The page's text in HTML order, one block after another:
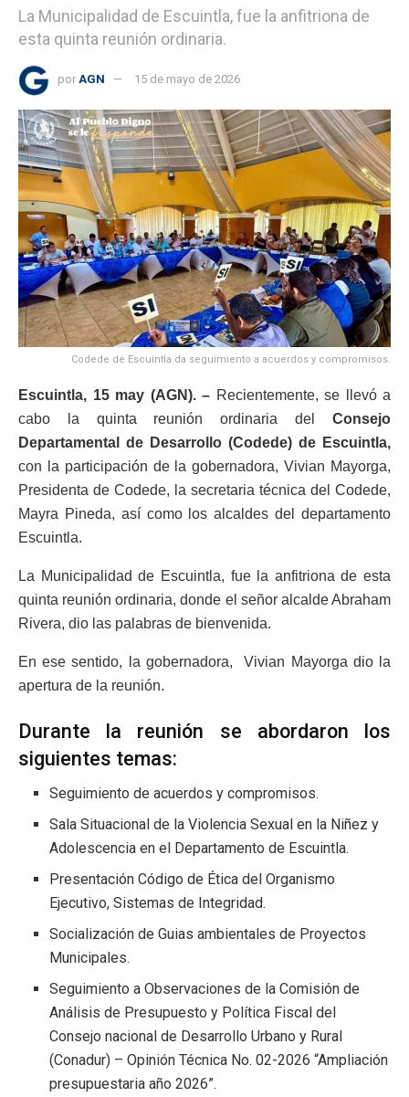
La Municipalidad de Escuintla, fue la anfitriona de
esta quinta reunión ordinaria.
por AGN 15 de mayo de 2026
Codede de Escuintla da seguimiento a acuerdos y compromisos.
Escuintla, 15 may (AGN). – Recientemente, se llevó a
cabo la quinta reunión ordinaria del Consejo
Departamental de Desarrollo (Codede) de Escuintla,
con la participación de la gobernadora, Vivian Mayorga,
Presidenta de Codede, la secretaria técnica del Codede,
Mayra Pineda, así como los alcaldes del departamento
Escuintla.
La Municipalidad de Escuintla, fue la anfitriona de esta
quinta reunión ordinaria, donde el señor alcalde Abraham
Rivera, dio las palabras de bienvenida.
En ese sentido, la gobernadora, Vivian Mayorga dio la
apertura de la reunión.
Durante la reunión se abordaron los
siguientes temas:
Seguimiento de acuerdos y compromisos.
Sala Situacional de la Violencia Sexual en la Niñez y
Adolescencia en el Departamento de Escuintla.
Presentación Código de Ética del Organismo
Ejecutivo, Sistemas de Integridad.
Socialización de Guias ambientales de Proyectos
Municipales.
Seguimiento a Observaciones de la Comisión de
Análisis de Presupuesto y Política Fiscal del
Consejo nacional de Desarrollo Urbano y Rural
(Conadur) – Opinión Técnica No. 02-2026 “Ampliación
presupuestaria año 2026”.